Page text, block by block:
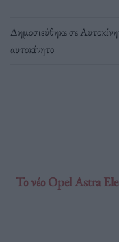
Δημοσιεύθηκε σε
αυτοκίνητο
Το νέο Opel Astra